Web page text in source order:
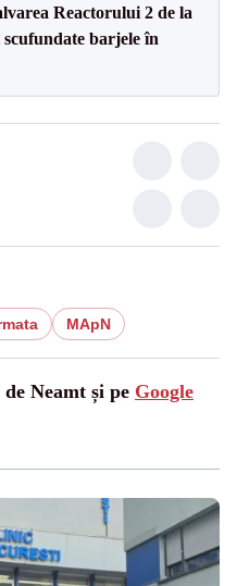
Reactorului 2 de la
barjele în
MApN
Neamt și pe Google